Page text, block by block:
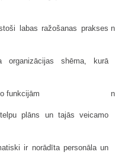
labas ražošanas prakses n
organizācijas shēma, kurā
funkcijām n
plāns un tajās veicamo
ir norādīta personāla un